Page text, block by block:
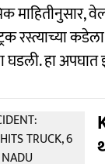
माहितीनुसार,
रस्त्याच्या
घडली. हा